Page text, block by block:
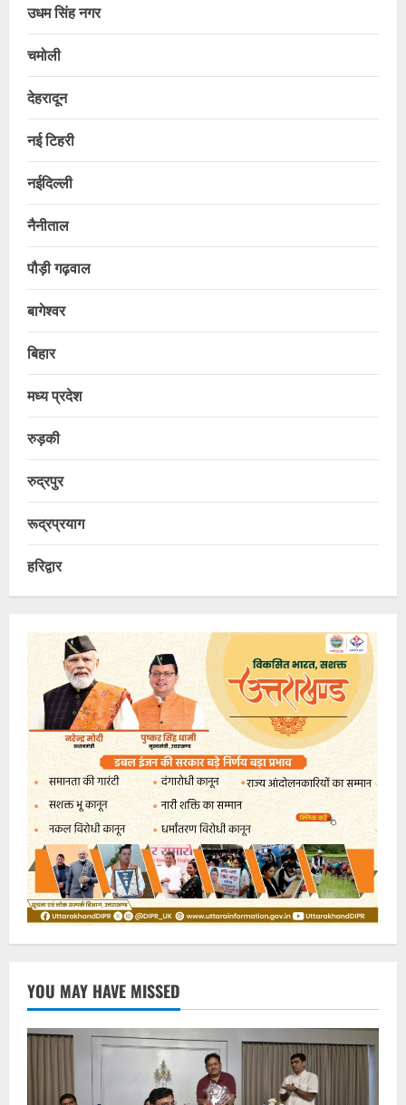
उधम सिंह नगर
चमोली
देहरादून
नई टिहरी
नईदिल्ली
नैनीताल
पौड़ी गढ़वाल
बागेश्वर
बिहार
मध्य प्रदेश
रुड़की
रुद्रपुर
रूद्रप्रयाग
हरिद्वार
YOU MAY HAVE MISSED